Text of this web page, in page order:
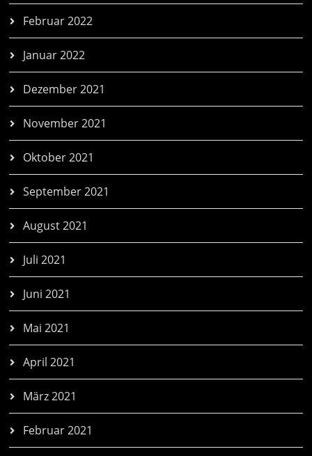
Februar 2022
Januar 2022
Dezember 2021
November 2021
Oktober 2021
September 2021
August 2021
Juli 2021
Juni 2021
Mai 2021
April 2021
März 2021
Februar 2021